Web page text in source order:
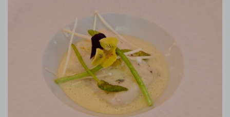
CULTURE
0 ITEMS -0,00€